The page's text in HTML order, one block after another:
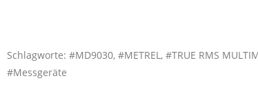
Schlagworte: #MD9030, #METREL, #TRUE RMS
#Messgeräte